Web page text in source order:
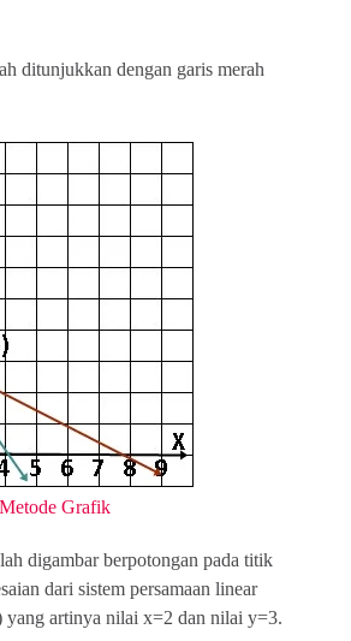
ditunjukkan dengan garis merah
Grafik
digambar berpotongan pada titik
dari sistem persamaan linear
yang artinya nilai x=2 dan nilai y=3.